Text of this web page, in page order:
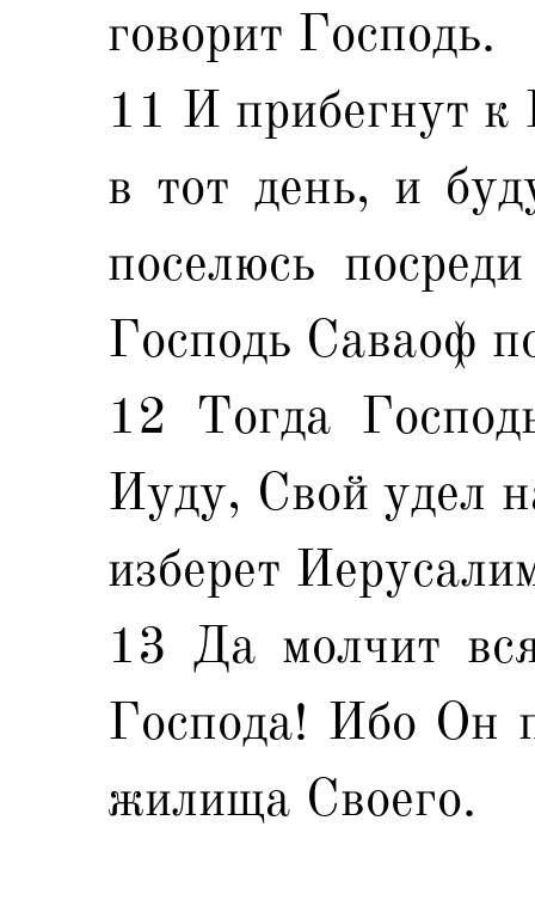
говорит Господь.
11 И прибегнут к
в тот день, и
поселюсь
Господь Саваоф
12 Тогда
Иуду, Свой удел
изберет
13 Да молчит
Господа! Ибо Он
жилища Своего.